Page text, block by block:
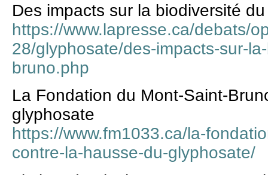
Des impacts sur la biodiversité
https://www.lapresse.ca/debats/
28/glyphosate/des-impacts-sur-
bruno.php
La Fondation du Mont-Saint-
glyphosate
https://www.fm1033.ca/la-
contre-la-hausse-du-glyphosate/